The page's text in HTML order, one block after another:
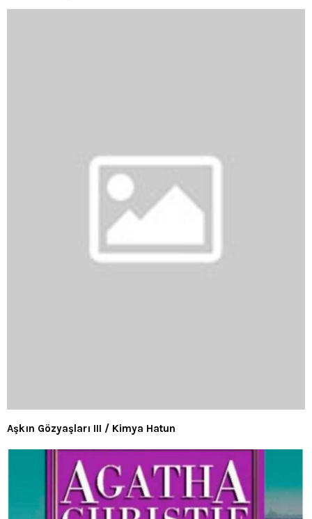
Aşkın Gözyaşları III / Kimya Hatun